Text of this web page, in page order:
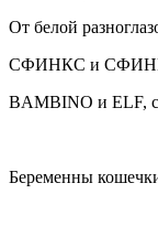
От белой
СФИНКС и
BAMBINO и ELF,
Беременны